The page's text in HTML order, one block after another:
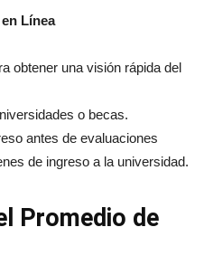
Línea
obtener una visión rápida del
o becas.
antes de evaluaciones
de ingreso a la universidad.
Promedio de